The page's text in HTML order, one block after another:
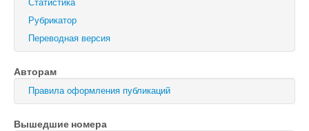
Физика твердого тела
Поиск
Статистика
Рубрикатор
Переводная версия
Авторам
Правила оформления публикаций
Вышедшие номера